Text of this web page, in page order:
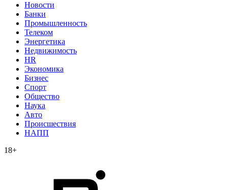
Новости
Банки
Промышленность
Телеком
Энергетика
Недвижимость
HR
Экономика
Бизнес
Спорт
Общество
Наука
Авто
Происшествия
НАПП
18+